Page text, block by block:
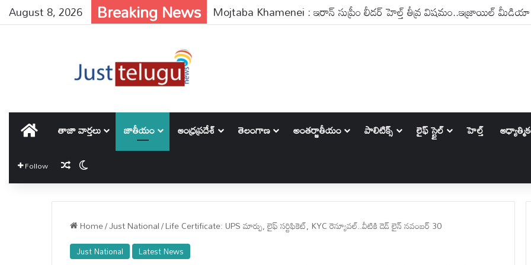
August 8, 2026 Breaking News
తాజా వార్తలు జాతీయం ఆంధ్రప్రదేశ్ తెలంగాణ అంతర్జాతీయం పాలిటిక్స్‌ లైఫ్ స్టైల్ హెల్త్
Follow Random Article
Home/Just National/Life Certificate: UPS మార్పు, లైఫ్ సర్టిఫికెట్, KYC రెన్యూవల్..వీటికి డెడ్ లైన్ నవంబర్ 30
Just National Latest News